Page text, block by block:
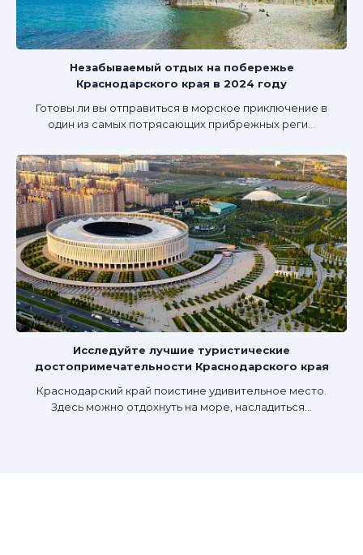
Незабываемый отдых на побережье
Краснодарского края в 2024 году
Готовы ли вы отправиться в морское приключение в
один из самых потрясающих прибрежных реги...
Исследуйте лучшие туристические
достопримечательности Краснодарского края
Краснодарский край поистине удивительное место.
Здесь можно отдохнуть на море, насладиться...